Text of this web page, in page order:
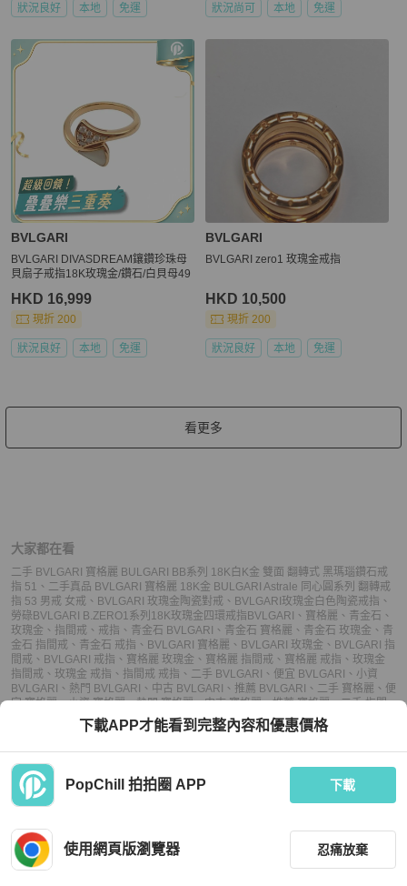
狀況良好 本地 免運 狀況尚可 本地 免運
BVLGARI
BVLGARI DIVASDREAM鑲鑽珍珠母
貝扇子戒指18K玫瑰金/鑽石/白貝母49
HKD 16,999
現折 200
狀況良好 本地 免運
BVLGARI
BVLGARI zero1 玫瑰金戒指
HKD 10,500
現折 200
狀況良好 本地 免運
看更多
大家都在看
二手 BVLGARI 寶格麗 BULGARI BB系列 18K白K金 雙面 翻轉式 黑瑪瑙鑽石戒
指 51 、 二手真品 BVLGARI 寶格麗 18K金 BULGARI Astrale 同心圓系列 翻轉戒
指 53 男戒 女戒 、 BVLGARI 玫瑰金陶瓷對戒 、 BVLGARI玫瑰金白色陶瓷戒指 、
勞碌BVLGARI B.ZERO1系列18K玫瑰金四環戒指BVLGARI 、 寶格麗 、 青金石 、
玫瑰金 、 指間戒 、 戒指 、 青金石 BVLGARI 、 青金石 寶格麗 、 青金石 玫瑰金 、 青
金石 指間戒 、 青金石 戒指 、 BVLGARI 寶格麗 、 BVLGARI 玫瑰金 、 BVLGARI 指
間戒 、 BVLGARI 戒指 、 寶格麗 玫瑰金 、 寶格麗 指間戒 、 寶格麗 戒指 、 玫瑰金
指間戒 、 玫瑰金 戒指 、 指間戒 戒指 、 二手 BVLGARI 、 便宜 BVLGARI 、 小資
BVLGARI 、 熱門 BVLGARI 、 中古 BVLGARI 、 推薦 BVLGARI 、 二手 寶格麗 、 便
宜 寶格麗、小資 寶格麗、熱門 寶格麗、中古 寶格麗、推薦 寶格麗、二手 指間
便宜 指間戒、小資 指間戒、熱門 指間戒 、 中古 指間戒、推薦 指間戒
便宜 戒指 、小資 戒指、熱門 戒指、中古 戒指、推薦 戒指
下載APP才能看到完整內容和優惠價格
PopChill 拍拍圈 APP 下載
使用網頁版瀏覽器 忍痛放棄